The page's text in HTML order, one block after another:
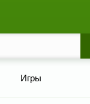
Игры